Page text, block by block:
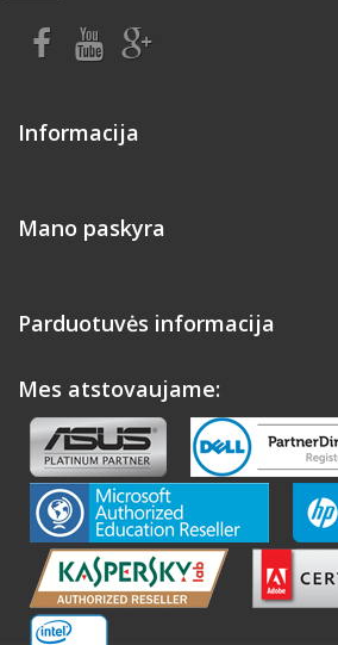
Informacija
Mano paskyra
Parduotuvės informacija
Mes atstovaujame: